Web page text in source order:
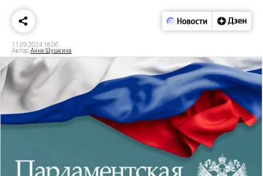
11.09.2024 18:06
Автор:Анна Шушкина